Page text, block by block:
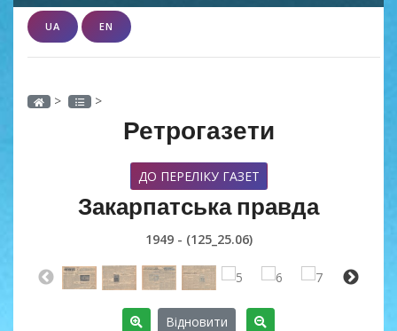
UA EN
> >
Ретрогазети
ДО ПЕРЕЛІКУ ГАЗЕТ
Закарпатська правда
1949 - (125_25.06)
Відновити